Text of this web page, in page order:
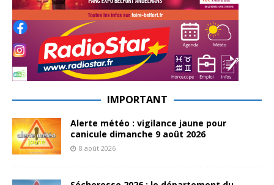
IMPORTANT
Alerte météo : vigilance jaune pour
canicule dimanche 9 août 2026
8 août 2026